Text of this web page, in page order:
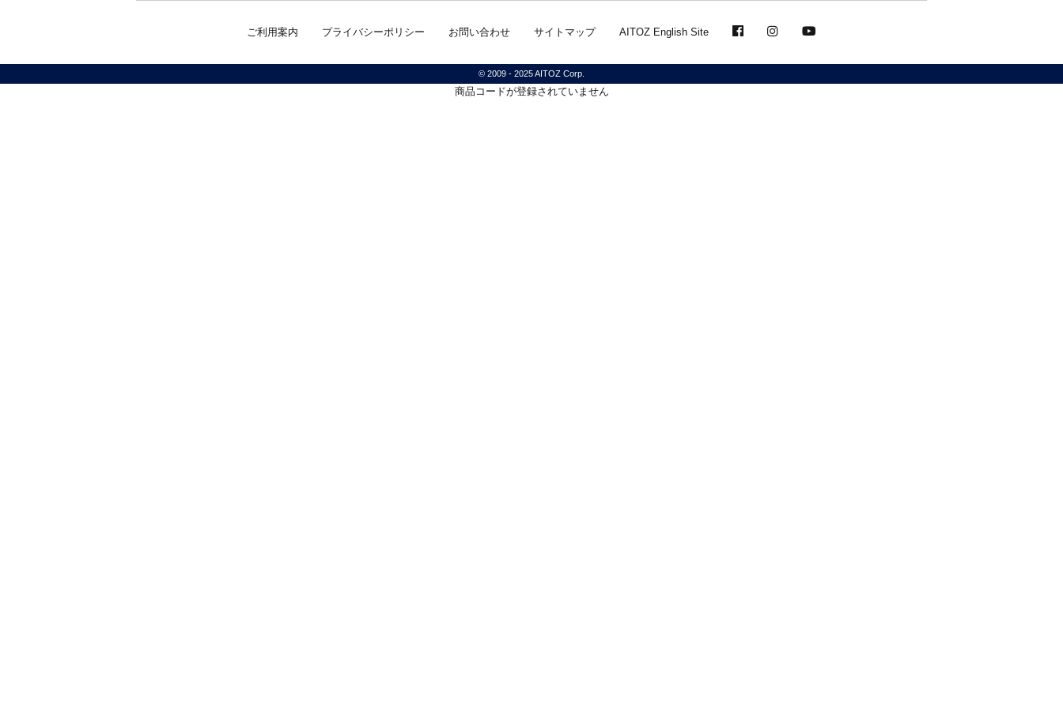
ご利用案内 プライバシーポリシー お問い合わせ サイトマップ AITOZ English Site
© 2009 - 2025 AITOZ Corp.
商品コードが登録されていません